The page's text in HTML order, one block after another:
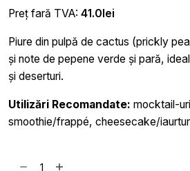
Preț fară TVA: 41.0 lei
Piure din pulpă de cactus (prickly
și note de pepene verde și pară,
și deserturi.
Utilizări Recomandate: mocktail-
smoothie/frappé, cheesecake/